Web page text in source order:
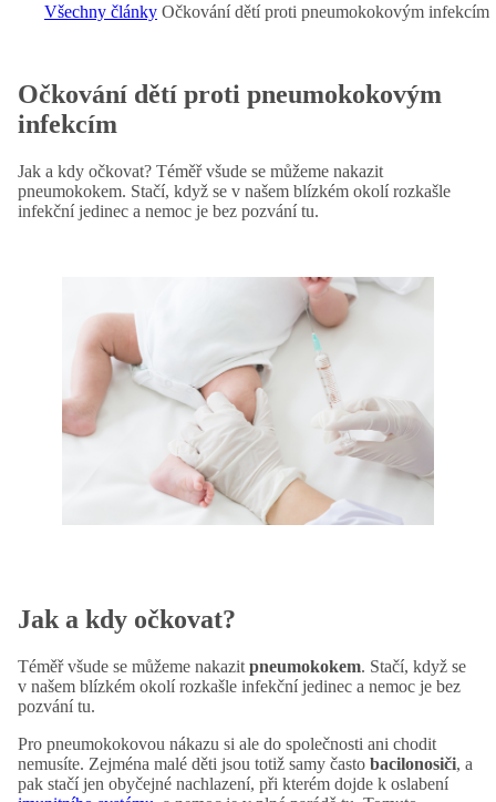
Všechny články Očkování dětí proti pneumokokovým infekcím
Očkování dětí proti pneumokokovým
infekcím
Jak a kdy očkovat? Téměř všude se můžeme nakazit
pneumokokem. Stačí, když se v našem blízkém okolí rozkašle
infekční jedinec a nemoc je bez pozvání tu.
Jak a kdy očkovat?
Téměř všude se můžeme nakazit pneumokokem. Stačí, když se
v našem blízkém okolí rozkašle infekční jedinec a nemoc je bez
pozvání tu.
Pro pneumokokovou nákazu si ale do společnosti ani chodit
nemusíte. Zejména malé děti jsou totiž samy často bacilonosiči, a
pak stačí jen obyčejné nachlazení, při kterém dojde k oslabení